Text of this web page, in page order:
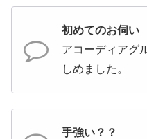
初めてのお伺い
アコーディアグ
しめました。
手強い？？